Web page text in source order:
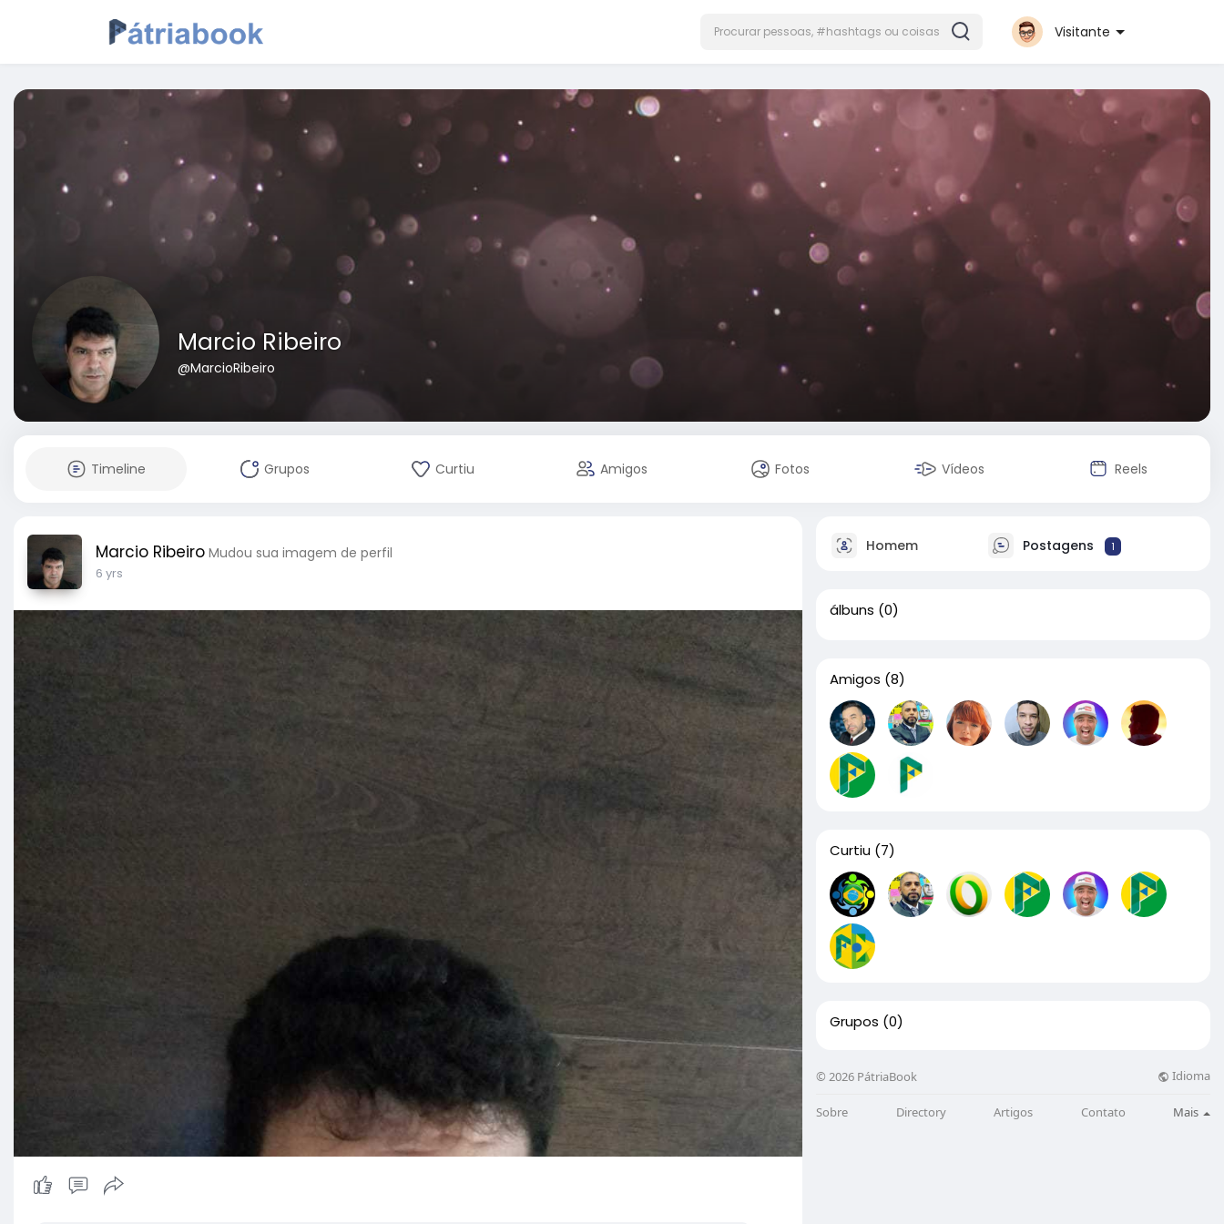
Visitante
Marcio Ribeiro
@MarcioRibeiro
Timeline Grupos Curtiu Amigos Fotos Vídeos Reels
Marcio Ribeiro Mudou sua imagem de perfil
6 yrs
Homem Postagens 1
álbuns (0)
Amigos (8)
Curtiu (7)
Grupos (0)
© 2026 PátriaBook Idioma
Sobre Directory Artigos Contato Mais